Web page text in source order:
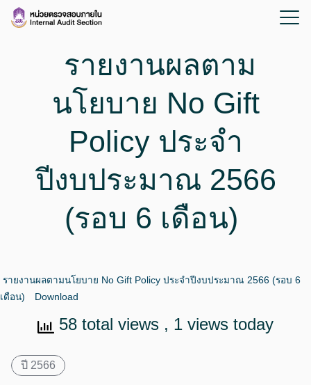
รายงานผลตาม
นโยบาย No Gift
Policy ประจำ
ปีงบประมาณ 2566
(รอบ 6 เดือน)
รายงานผลตามนโยบาย No Gift Policy ประจำปีงบประมาณ 2566 (รอบ 6
เดือน)
Download
58 total views , 1 views today
ปี 2566